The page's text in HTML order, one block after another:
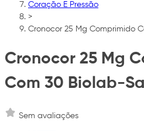
Coração E Pressão
>
Cronocor 25 Mg Comprimido
Cronocor 25 Mg
Com 30 Biolab-
Sem avaliações